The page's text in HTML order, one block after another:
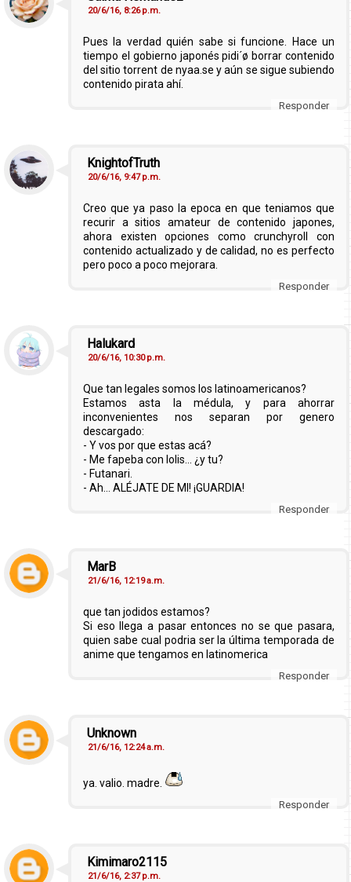
20/6/16, 8:26 p.m.
Pues la verdad quién sabe si funcione. Hace un
tiempo el gobierno japonés pidi´ø borrar contenido
del sitio torrent de nyaa.se y aún se sigue subiendo
contenido pirata ahí.
Responder
KnightofTruth
20/6/16, 9:47 p.m.
Creo que ya paso la epoca en que teniamos que
recurir a sitios amateur de contenido japones,
ahora existen opciones como crunchyroll con
contenido actualizado y de calidad, no es perfecto
pero poco a poco mejorara.
Responder
Halukard
20/6/16, 10:30 p.m.
Que tan legales somos los latinoamericanos?
Estamos asta la médula, y para ahorrar
inconvenientes nos separan por genero
descargado:
- Y vos por que estas acá?
- Me fapeba con lolis... ¿y tu?
- Futanari.
- Ah... ALÉJATE DE MI! ¡GUARDIA!
Responder
MarB
21/6/16, 12:19 a.m.
que tan jodidos estamos?
Si eso llega a pasar entonces no se que pasara,
quien sabe cual podria ser la última temporada de
anime que tengamos en latinomerica
Responder
Unknown
21/6/16, 12:24 a.m.
ya. valio. madre.
Responder
Kimimaro2115
21/6/16, 2:37 p.m.